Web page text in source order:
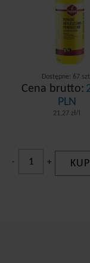
Dostępne: 67
Cena brutto:
PLN
21,27 zł/l
- +